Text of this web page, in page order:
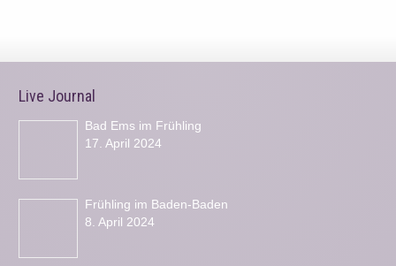
Live Journal
Bad Ems im Frühling
17. April 2024
Frühling im Baden-Baden
8. April 2024